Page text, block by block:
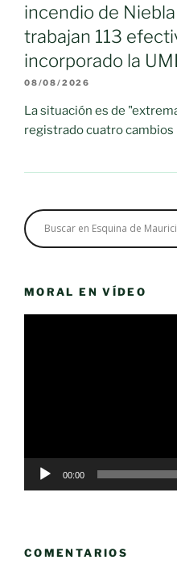
incendio de
trabajan 113
incorporado la
08/08/2026
La situación es de
registrado cuatro
MORAL EN VÍDEO
00:00
COMENTARIOS